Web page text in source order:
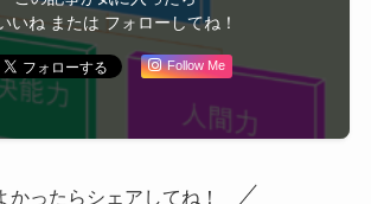
いね または フォローしてね！
Follow Me
かったらシェアしてね！